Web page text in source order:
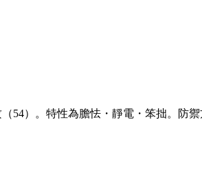
）。特性為膽怯・靜電・笨拙。防